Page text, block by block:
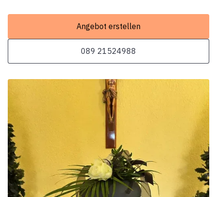
Angebot erstellen
089 21524988